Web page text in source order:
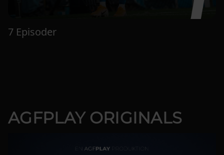
7 Episoder
AGFPLAY ORIGINALS